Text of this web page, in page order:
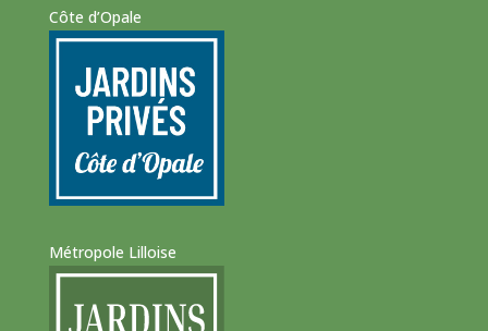
Côte d’Opale
Métropole Lilloise